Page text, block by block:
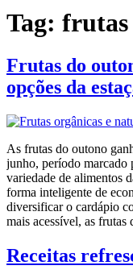
Tag: frutas
Frutas do
opções da
As frutas do outono
junho, período marcado
variedade de alimentos
forma inteligente de
diversificar o cardápio
mais acessível, as
Receitas